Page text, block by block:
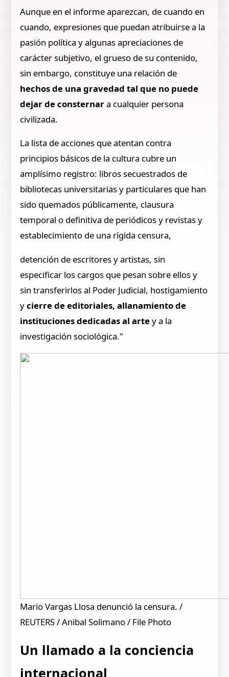
Aunque en el informe aparezcan, de cuando en
cuando, expresiones que puedan atribuirse a la
pasión política y algunas apreciaciones de
carácter subjetivo, el grueso de su contenido,
sin embargo, constituye una relación de
hechos de una gravedad tal que no puede
dejar de consternara cualquier persona
civilizada.
La lista de acciones que atentan contra
principios básicos de la cultura cubre un
amplísimo registro: libros secuestrados de
bibliotecas universitarias y particulares que han
sido quemados públicamente, clausura
temporal o definitiva de periódicos y revistas y
establecimiento de una rígida censura,
detención de escritores y artistas, sin
especificar los cargos que pesan sobre ellos y
sin transferirlos al Poder Judicial, hostigamiento
ycierre de editoriales, allanamiento de
instituciones dedicadas al artey a la
investigación sociológica."
Mario Vargas Llosa denunció la censura. /
REUTERS / Anibal Solimano / File Photo
Un llamado a la conciencia
internacional